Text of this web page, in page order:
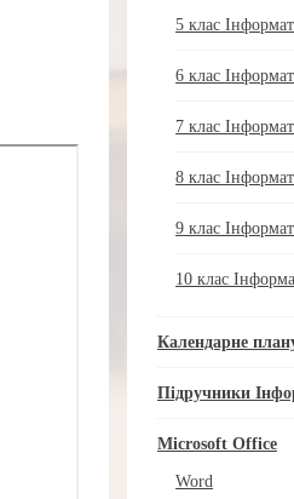
5 клас
6 клас
7 клас
8 клас
9 клас
10 клас
Календарне
Підручники
Microsoft Office
Word